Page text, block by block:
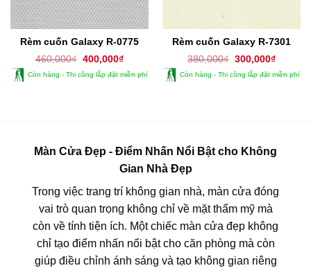
Rèm cuốn Galaxy R-0775
460,000₫ Giá
là:
400,000₫Giá
tại
Còn hàng - Thi công lắp đặt miền phí
Rèm cuốn Galaxy R-7301
380,000₫ Giá
là:
300,000₫Giá
tại
Còn hàng - Thi công lắp đặt miền phí
Màn Cửa Đẹp - Điểm Nhấn Nổi Bật cho Không
Gian Nhà Đẹp
Trong việc trang trí không gian nhà, màn cửa đóng
vai trò quan trọng không chỉ về mặt thẩm mỹ mà
còn về tính tiện ích. Một chiếc màn cửa đẹp không
chỉ tạo điểm nhấn nổi bật cho căn phòng mà còn
giúp điều chỉnh ánh sáng và tạo không gian riêng